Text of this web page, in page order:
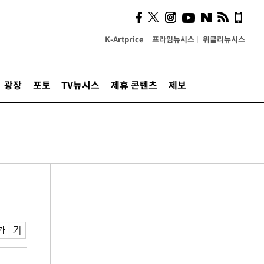
K-Artprice 프라임뉴시스 위클리뉴시스
광장 포토 TV뉴시스 제휴 콘텐츠 제보